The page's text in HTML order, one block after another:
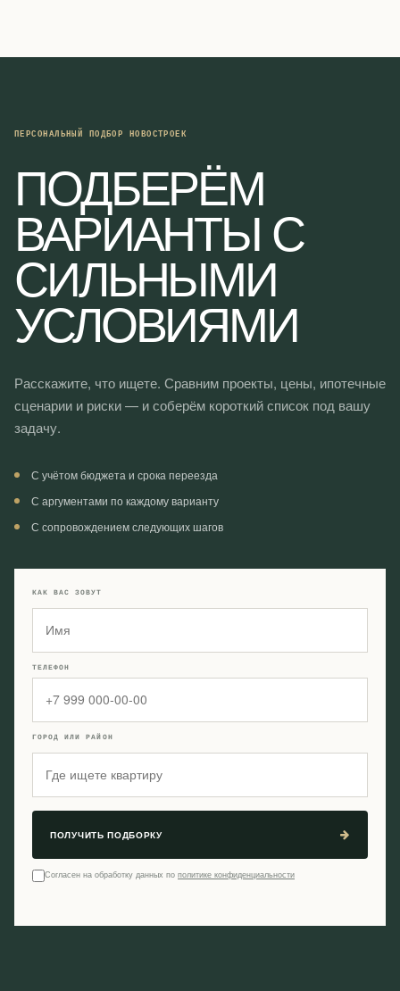
ПЕРСОНАЛЬНЫЙ ПОДБОР НОВОСТРОЕК
ПОДБЕРЁМ
ВАРИАНТЫ С
СИЛЬНЫМИ
УСЛОВИЯМИ
Расскажите, что ищете. Сравним проекты, цены, ипотечные
сценарии и риски — и соберём короткий список под вашу
задачу.
С учётом бюджета и срока переезда
С аргументами по каждому варианту
С сопровождением следующих шагов
КАК ВАС ЗОВУТ
ТЕЛЕФОН
ГОРОД ИЛИ РАЙОН
ПОЛУЧИТЬ ПОДБОРКУ
Согласен на обработку данных по политике конфиденциальности